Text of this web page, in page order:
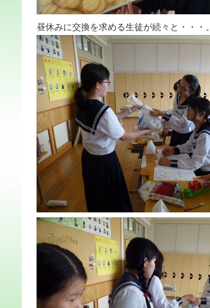
昼休みに交換を求める生徒が続々と・・・。